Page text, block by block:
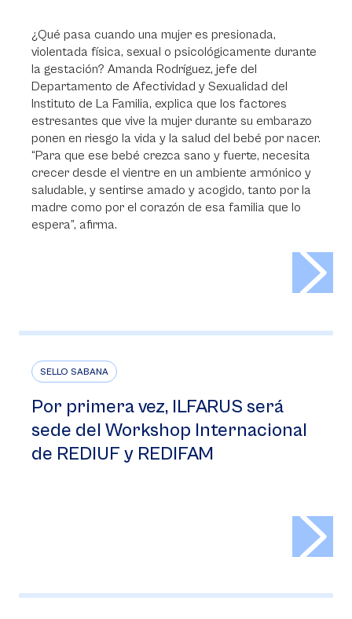
¿Qué pasa cuando una mujer es presionada,
violentada física, sexual o psicológicamente durante
la gestación? Amanda Rodríguez, jefe del
Departamento de Afectividad y Sexualidad del
Instituto de La Familia, explica que los factores
estresantes que vive la mujer durante su embarazo
ponen en riesgo la vida y la salud del bebé por nacer.
“Para que ese bebé crezca sano y fuerte, necesita
crecer desde el vientre en un ambiente armónico y
saludable, y sentirse amado y acogido, tanto por la
madre como por el corazón de esa familia que lo
espera”, afirma.
SELLO SABANA
Por primera vez, ILFARUS será
sede del Workshop Internacional
de REDIUF y REDIFAM